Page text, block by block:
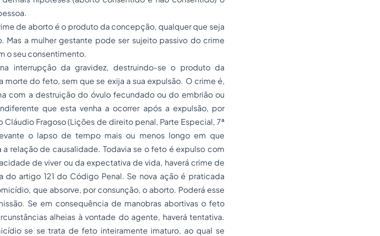
de aborto é o produto da concepção, qualquer que seja
Mas a mulher gestante pode ser sujeito passivo do crime
o seu consentimento.
interrupção da gravidez, destruindo-se o produto da
do feto, sem que se exija a sua expulsão. O crime é,
com a destruição do óvulo fecundado ou do embrião ou
que esta venha a ocorrer após a expulsão, por
Fragoso (Lições de direito penal, Parte Especial, 7ª
o lapso de tempo mais ou menos longo em que
relação de causalidade. Todavia se o feto é expulso com
de viver ou da expectativa de vida, haverá crime de
do artigo 121 do Código Penal. Se nova ação é praticada
que absorve, por consunção, o aborto. Poderá esse
Se em consequência de manobras abortivas o feto
alheias à vontade do agente, haverá tentativa.
se se trata de feto inteiramente imaturo, ao qual se